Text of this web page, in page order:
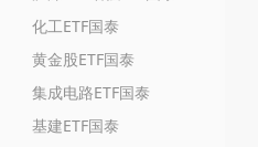
化工ETF国泰
黄金股ETF国泰
集成电路ETF国泰
基建ETF国泰